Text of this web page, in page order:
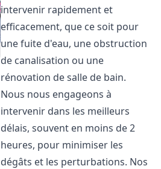
intervenir rapidement et
efficacement, que ce soit pour
une fuite d'eau, une obstruction
de canalisation ou une
rénovation de salle de bain.
Nous nous engageons à
intervenir dans les meilleurs
délais, souvent en moins de 2
heures, pour minimiser les
dégâts et les perturbations. Nos